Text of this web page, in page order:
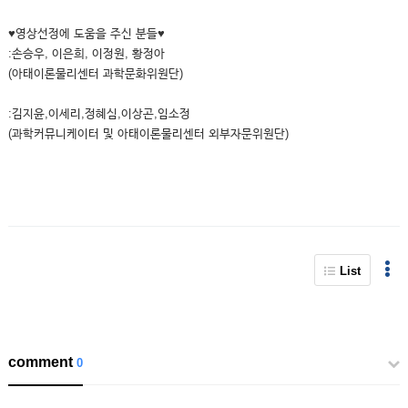
♥영상선정에 도움을 주신 분들♥
:손승우, 이은희, 이정원, 황정아
(아태이론물리센터 과학문화위원단)
:김지윤,이세리,정혜심,이상곤,임소정
(과학커뮤니케이터 및 아태이론물리센터 외부자문위원단)
List
comment0